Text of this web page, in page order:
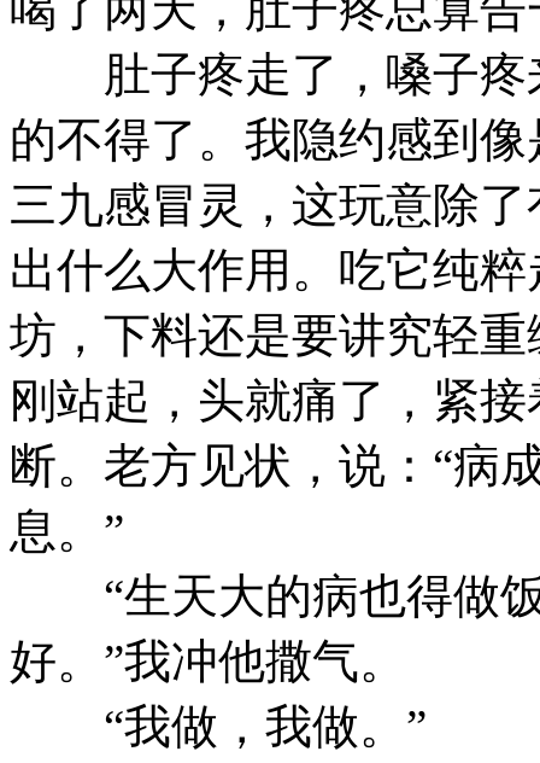
肚子疼走了，嗓子疼
的不得了。我隐约感到
三九感冒灵，这玩意除
出什么大作用。吃它纯
坊，下料还是要讲究轻
刚站起，头就痛了，紧
断。老方见状，说：“病
息。”
“生天大的病也得做饭
好。”我冲他撒气。
“我做，我做。”